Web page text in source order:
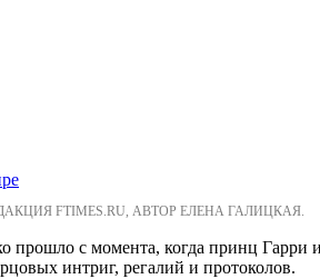
FTIMES.RU, АВТОР ЕЛЕНА ГАЛИЦКАЯ.
прошло с момента, когда принц Гарри
интриг, регалий и протоколов.